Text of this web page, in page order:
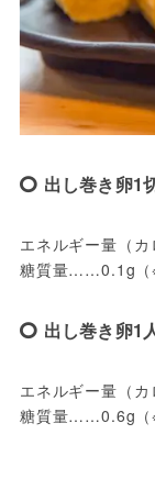
出し巻き卵1
エネルギー量（
糖質量……0.1g（
出し巻き卵1
エネルギー量（
糖質量……0.6g（